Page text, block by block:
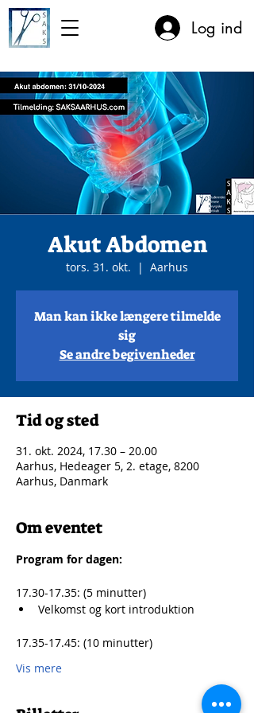
Log ind
Akut Abdomen
tors. 31. okt.
  |
Aarhus
Man kan ikke længere tilmelde
sig
Se andre begivenheder
Tid og sted
31. okt. 2024, 17.30 – 20.00
Aarhus, Hedeager 5, 2. etage, 8200
Aarhus, Danmark
Om eventet
Program for dagen:
17.30-17.35: (5 minutter)
Velkomst og kort introduktion
17.35-17.45: (10 minutter)
Vis mere